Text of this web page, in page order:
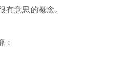
有意思的概念。
：